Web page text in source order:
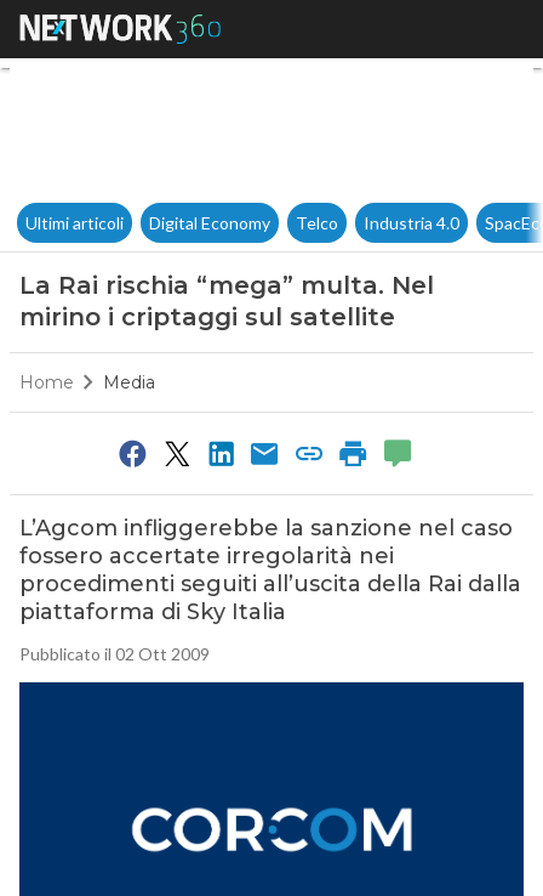
La Rai rischia “mega”
Ultimi articoli Digital Economy Telco Industria 4.0
La Rai rischia “mega” multa. Nel
mirino i criptaggi sul satellite
Home Media
L’Agcom infliggerebbe la sanzione nel caso
fossero accertate irregolarità nei
procedimenti seguiti all’uscita della Rai dalla
piattaforma di Sky Italia
Pubblicato il 02 Ott 2009